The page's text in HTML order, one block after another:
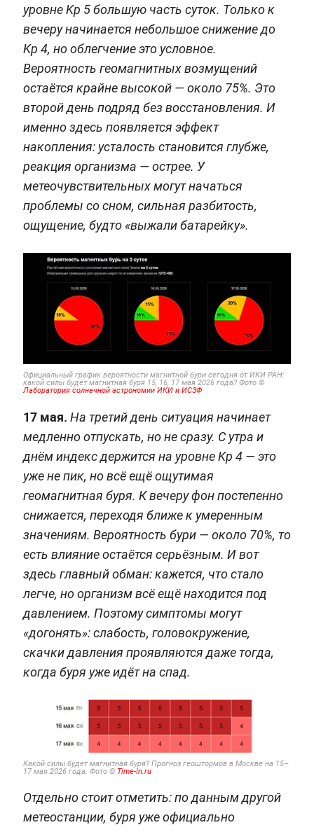
уровне Kp 5 большую часть суток. Только к
вечеру начинается небольшое снижение до
Kp 4, но облегчение это условное.
Вероятность геомагнитных возмущений
остаётся крайне высокой — около 75%. Это
второй день подряд без восстановления. И
именно здесь появляется эффект
накопления: усталость становится глубже,
реакция организма — острее. У
метеочувствительных могут начаться
проблемы со сном, сильная разбитость,
ощущение, будто «выжали батарейку».
Официальный график вероятности магнитной бури сегодня от ИКИ РАН:
какой силы будет магнитная буря 15, 16, 17 мая 2026 года? Фото ©
Лаборатория солнечной астрономии ИКИ и ИСЗФ
17 мая. На третий день ситуация начинает
медленно отпускать, но не сразу. С утра и
днём индекс держится на уровне Kp 4 — это
уже не пик, но всё ещё ощутимая
геомагнитная буря. К вечеру фон постепенно
снижается, переходя ближе к умеренным
значениям. Вероятность бури — около 70%, то
есть влияние остаётся серьёзным. И вот
здесь главный обман: кажется, что стало
легче, но организм всё ещё находится под
давлением. Поэтому симптомы могут
«догонять»: слабость, головокружение,
скачки давления проявляются даже тогда,
когда буря уже идёт на спад.
Какой силы будет магнитная буря? Прогноз геоштормов в Москве на 15–
17 мая 2026 года. Фото © Time-In.ru
Отдельно стоит отметить: по данным другой
метеостанции, буря уже официально